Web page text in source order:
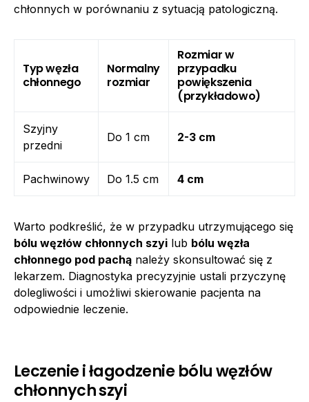
chłonnych w porównaniu z sytuacją patologiczną.
Typ węzła
chłonnego
Normalny
rozmiar
Rozmiar w
przypadku
powiększenia
(przykładowo)
Szyjny
przedni
Do 1 cm 2-3 cm
Pachwinowy Do 1.5 cm 4 cm
Warto podkreślić, że w przypadku utrzymującego się
bólu węzłów chłonnych szyi lub bólu węzła
chłonnego pod pachą należy skonsultować się z
lekarzem. Diagnostyka precyzyjnie ustali przyczynę
dolegliwości i umożliwi skierowanie pacjenta na
odpowiednie leczenie.
Leczenie i łagodzenie bólu węzłów
chłonnych szyi